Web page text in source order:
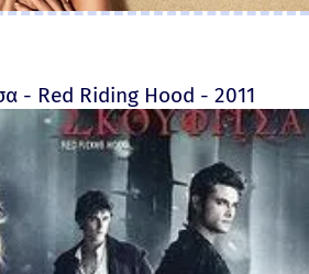
- Red Riding Hood - 2011